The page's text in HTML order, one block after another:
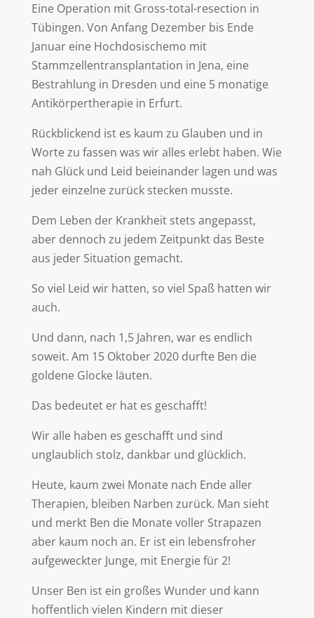
Eine Operation mit Gross-total-resection in
Tübingen. Von Anfang Dezember bis Ende
Januar eine Hochdosischemo mit
Stammzellentransplantation in Jena, eine
Bestrahlung in Dresden und eine 5 monatige
Antikörpertherapie in Erfurt.
Rückblickend ist es kaum zu Glauben und in
Worte zu fassen was wir alles erlebt haben. Wie
nah Glück und Leid beieinander lagen und was
jeder einzelne zurück stecken musste.
Dem Leben der Krankheit stets angepasst,
aber dennoch zu jedem Zeitpunkt das Beste
aus jeder Situation gemacht.
So viel Leid wir hatten, so viel Spaß hatten wir
auch.
Und dann, nach 1,5 Jahren, war es endlich
soweit. Am 15 Oktober 2020 durfte Ben die
goldene Glocke läuten.
Das bedeutet er hat es geschafft!
Wir alle haben es geschafft und sind
unglaublich stolz, dankbar und glücklich.
Heute, kaum zwei Monate nach Ende aller
Therapien, bleiben Narben zurück. Man sieht
und merkt Ben die Monate voller Strapazen
aber kaum noch an. Er ist ein lebensfroher
aufgeweckter Junge, mit Energie für 2!
Unser Ben ist ein großes Wunder und kann
hoffentlich vielen Kindern mit dieser